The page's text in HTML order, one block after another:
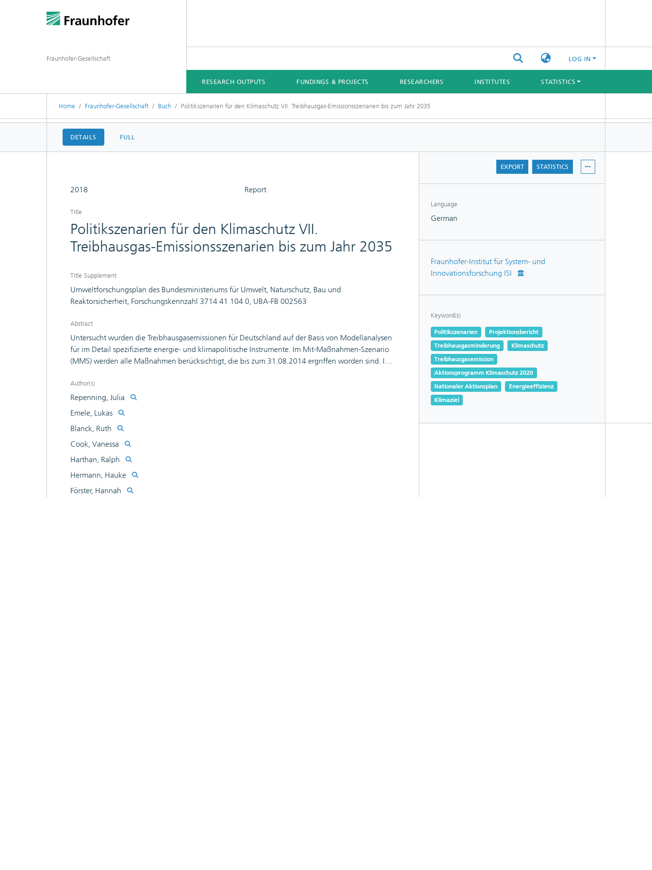
LOG IN
RESEARCH OUTPUTS FUNDINGS & PROJECTS RESEARCHERS INSTITUTES STATISTICS
Fraunhofer-Gesellschaft
Home Fraunhofer-Gesellschaft Buch Politikszenarien für den Klimaschutz VII. Treibhausgas-Emissionsszenarien bis zum Jahr 2035
DETAILS FULL
EXPORT STATISTICS
2018 Report
Title
Politikszenarien für den Klimaschutz VII.
Treibhausgas-Emissionsszenarien bis zum Jahr 2035
Title Supplement
Umweltforschungsplan des Bundesministeriums für Umwelt, Naturschutz, Bau und
Reaktorsicherheit, Forschungskennzahl 3714 41 104 0, UBA-FB 002563
Abstract
Untersucht wurden die Treibhausgasemissionen für Deutschland auf der Basis von Modellanalysen
für im Detail spezifizierte energie- und klimapolitische Instrumente. Im Mit-Maßnahmen-Szenario
(MMS) werden alle Maßnahmen berücksichtigt, die bis zum 31.08.2014 ergriffen worden sind. Im
2020 und im Nationalen Aktionsplan Energieeffizienz im Dezember 2014 zusätzlich von der
Bundesregierung beschlossenen Maßnahmen hinzu. Im Vergleich zum Basisjahr 1990 wird bis
2020 eine Emissionsminderung für die vom Kyoto-Protokoll erfassten Treibhausgase von 32,7 %
(MMS) bzw. 37,4 % (MWMS) erreicht, bis 2030 sind es 43 bzw. 49 %. Der vorliegende Bericht
entspricht inhaltlich im Wesentlichen dem Projektionsbericht der Bundesregierung 2015.
Author(s)
Repenning, Julia
Emele, Lukas
Blanck, Ruth
Cook, Vanessa
Harthan, Ralph
Hermann, Hauke
Förster, Hannah
Language
German
Fraunhofer-Institut für System- und
Innovationsforschung ISI
Keyword(s)
Politikszenarien
Projektionsbericht
Treibhausgasminderung
Klimaschutz
Treibhausgasemission
Aktionsprogramm Klimaschutz 2020
Nationaler Aktionsplan
Energieeffizienz
Klimaziel